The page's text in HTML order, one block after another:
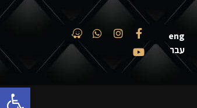
פתח
eng
עבר